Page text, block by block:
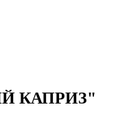
КАПРИЗ"